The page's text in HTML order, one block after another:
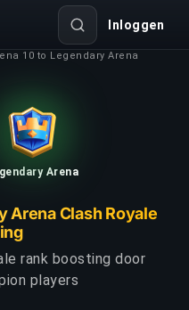
Inloggen
10 to Legendary Arena
Arena
Arena Clash Royale
rank boosting door
players